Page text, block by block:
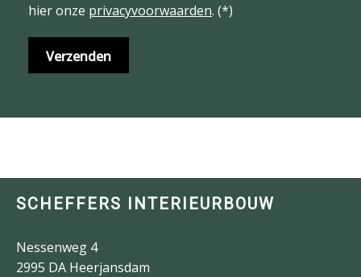
hier onze privacyvoorwaarden. (*)
SCHEFFERS INTERIEURBOUW
Nessenweg 4
2995 DA Heerjansdam